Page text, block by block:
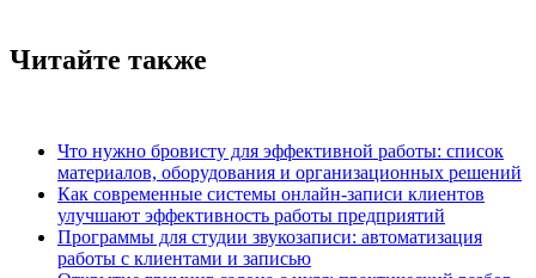
Читайте также
Что нужно бровисту для эффективной работы: список
материалов, оборудования и организационных решений
Как современные системы онлайн-записи клиентов
улучшают эффективность работы предприятий
Программы для студии звукозаписи: автоматизация
работы с клиентами и записью